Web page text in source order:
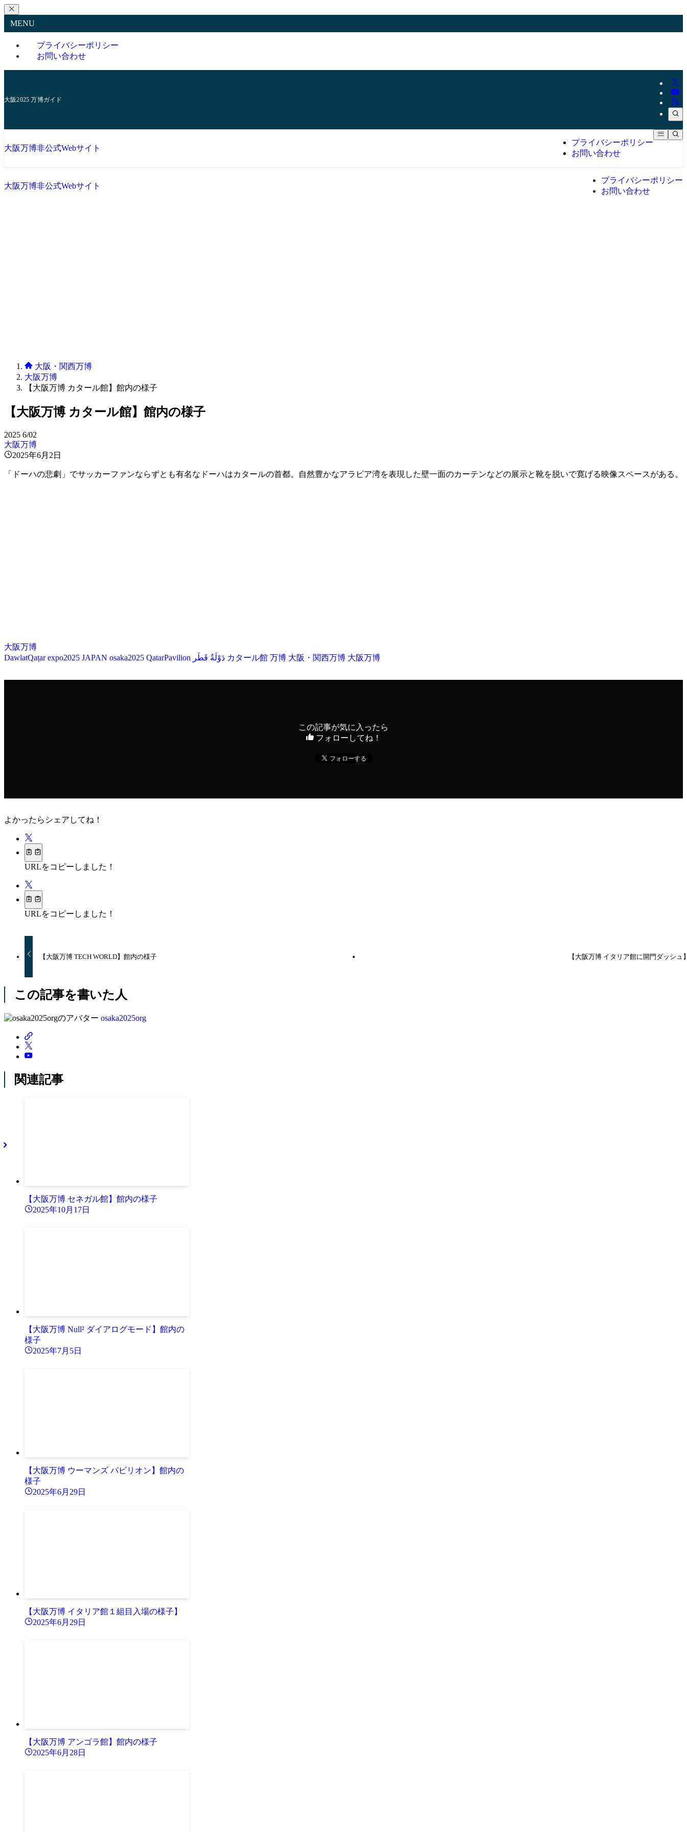
MENU
プライバシーポリシー
お問い合わせ
大阪2025 万博ガイド
大阪万博非公式Webサイト
プライバシーポリシー
お問い合わせ
大阪万博非公式Webサイト
プライバシーポリシー
お問い合わせ
大阪・関西万博
大阪万博
【大阪万博 カタール館】館内の様子
【大阪万博 カタール館】館内の様子
2025 6/02
大阪万博
2025年6月2日
「ドーハの悲劇」でサッカーファンならずとも有名なドーハはカタールの首都。自然豊かなアラビア湾を表現した壁一面のカーテンなどの展示と靴を脱いで寛げる映像スペースがある。
大阪万博
DawlatQaṭarexpo2025 JAPAN osaka2025 QatarPavilion カタール館 万博 大阪・関西万博 大阪万博
この記事が気に入ったら
フォローしてね！
よかったらシェアしてね！
URLをコピーしました！
URLをコピーしました！
【大阪万博 TECH WORLD】館内の様子 【大阪万博 イタリア館に開門ダッシュ
この記事を書いた人
osaka2025org
関連記事
【大阪万博 セネガル館】館内の様子
2025年10月17日
【大阪万博 Null² ダイアログモード】館内の
様子
2025年7月5日
【大阪万博 ウーマンズ パビリオン】館内の
様子
2025年6月29日
【大阪万博 イタリア館１組目入場の様子】
2025年6月29日
【大阪万博 アンゴラ館】館内の様子
2025年6月28日